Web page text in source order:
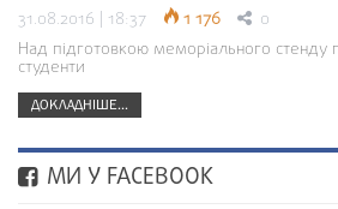
31.08.2016 | 18:37 1 176 0
Над підготовкою меморіального стенду
студенти
ДОКЛАДНІШЕ...
МИ У FACEBOOK